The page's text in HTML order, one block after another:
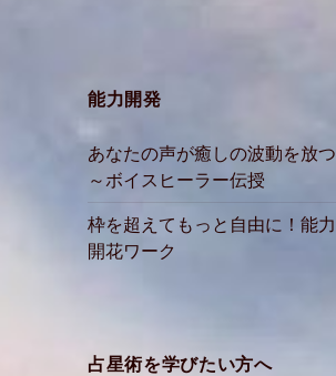
能力開発
あなたの声が癒しの波動を放つ
～ボイスヒーラー伝授
枠を超えてもっと自由に！能力
開花ワーク
占星術を学びたい方へ